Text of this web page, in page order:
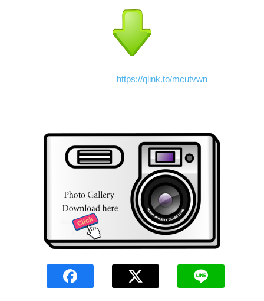
https://qlink.to/mcutvwn